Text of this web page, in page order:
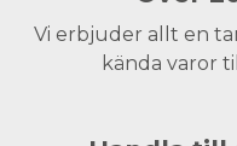
Vi erbjuder allt en
kända varor